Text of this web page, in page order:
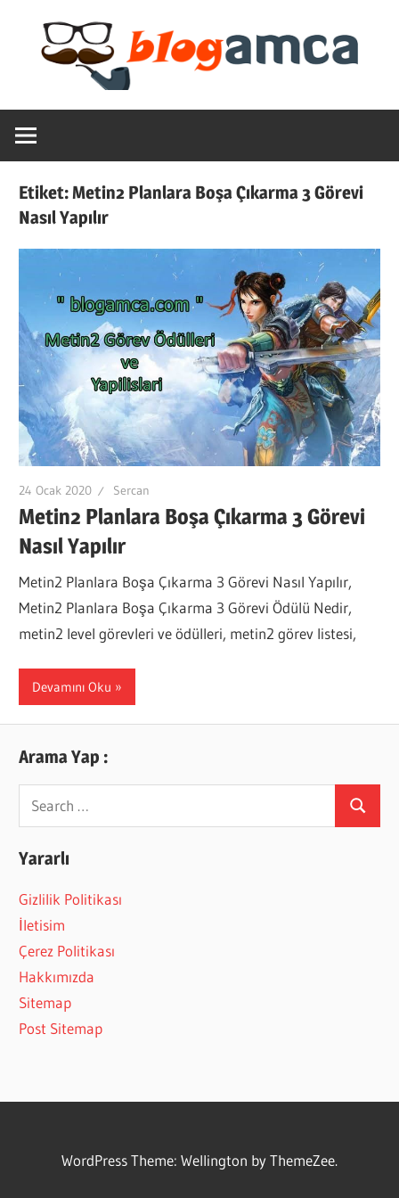
content
Blogamca
2025
Haber,
Blogların
Amcası
Etiket:Metin2 Planlara Boşa Çıkarma 3 Görevi
Nasıl Yapılır
24 Ocak 2020 Sercan
Metin2 Planlara Boşa Çıkarma 3 Görevi
Nasıl Yapılır
Metin2 Planlara Boşa Çıkarma 3 Görevi Nasıl Yapılır,
Metin2 Planlara Boşa Çıkarma 3 Görevi Ödülü Nedir,
metin2 level görevleri ve ödülleri, metin2 görev listesi,
Devamını Oku
Arama Yap :
Search
for:
Search
Yararlı
Gizlilik Politikası
İletisim
Çerez Politikası
Hakkımızda
Sitemap
Post Sitemap
WordPress Theme: Wellington by ThemeZee.